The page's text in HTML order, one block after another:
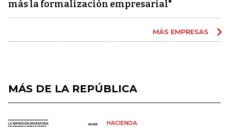
más la formalización empresarial"
MÁS EMPRESAS
MÁS DE LA REPÚBLICA
HACIENDA